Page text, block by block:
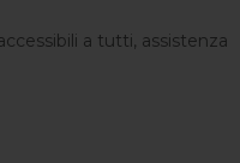
a tutti, assistenza